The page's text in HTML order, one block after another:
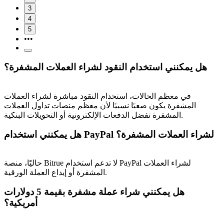
3
4
5
•••
هل يمكنني استخدام النقود لشراء العملات المشفرة؟
في معظم الحالات، استخدام النقود مباشرة لشراء العملات
المشفرة يكون صعبًا نسبيًا لأن معظم منصات تداول العملات
المشفرة تفضل الدفعات الإلكترونية أو التحويلات البنكية.
هل يمكنني استخدام PayPal لشراء العملات المشفرة؟
حاليًا، منصة Bitrue لا تدعم استخدام PayPal لشراء العملات
المشفرة أو إيداع العملة الورقية.
هل يمكنني شراء عملة مشفرة بقيمة 5 دولارات
أمريكية؟